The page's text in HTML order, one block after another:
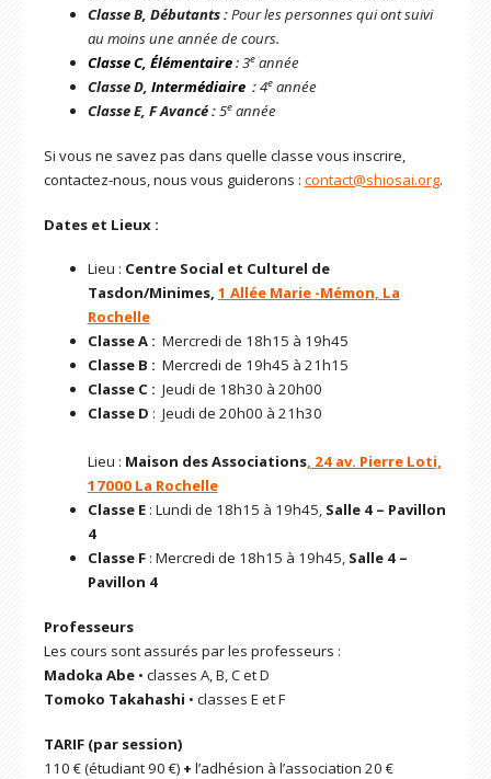
Classe B, Débutants :Pour les personnes qui ont suivi
au moins une année de cours.
Classe C, Élémentaire:3eannée
Classe D, Intermédiaire:4eannée
ClasseE, FAvancé:5eannée
Si vous ne savez pas dans quelle classe vous inscrire,
contactez-nous, nous vous guiderons : contact@shiosai.org.
Dates et Lieux :
Lieu : Centre Social et Culturel de
Tasdon/Minimes, 1 Allée Marie -Mémon, La
Rochelle
ClasseA : Mercredi de 18h15 à 19h45
Classe B : Mercredi de 19h45 à 21h15
Classe C : Jeudi de 18h30 à 20h00
Classe D : Jeudi de 20h00 à 21h30
Lieu : Maison des Associations, 24 av. Pierre Loti,
17000 La Rochelle
Classe E: Lundi de 18h15 à 19h45, Salle 4 – Pavillon
4
Classe F: Mercredi de 18h15 à 19h45, Salle 4 –
Pavillon 4
Professeurs
Les cours sont assurés par les professeurs :
Madoka Abe• classes A, B, C et D
Tomoko Takahashi • classes E et F
TARIF (par session)
110 € (étudiant 90 €) + l’adhésion à l’association 20 €